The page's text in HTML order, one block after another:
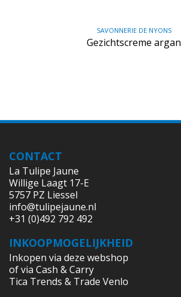
SAVONNERIE DE NYONS
Gezichtscreme argan
CONTACT
La Tulipe Jaune
Willige Laagt 17-E
5757 PZ Liessel
info@tulipejaune.nl
+31 (0)492 792 492
INKOOPMOGELIJKHEID
Inkopen via deze webshop
of via Cash & Carry
Tica Trends & Trade Venlo